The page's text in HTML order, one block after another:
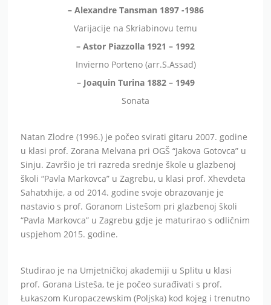
– Alexandre Tansman 1897 -1986
Varijacije na Skriabinovu temu
– Astor Piazzolla 1921 – 1992
Invierno Porteno (arr.S.Assad)
– Joaquin Turina 1882 – 1949
Sonata
Natan Zlodre (1996.) je počeo svirati gitaru 2007. godine
u klasi prof. Zorana Melvana pri OGŠ “Jakova Gotovca” u
Sinju. Završio je tri razreda srednje škole u glazbenoj
školi “Pavla Markovca” u Zagrebu, u klasi prof. Xhevdeta
Sahatxhije, a od 2014. godine svoje obrazovanje je
nastavio s prof. Goranom Listešom pri glazbenoj školi
“Pavla Markovca” u Zagrebu gdje je maturirao s odličnim
uspjehom 2015. godine.
Studirao je na Umjetničkoj akademiji u Splitu u klasi
prof. Gorana Listeša, te je počeo surađivati s prof.
Łukaszom Kuropaczewskim (Poljska) kod kojeg i trenutno